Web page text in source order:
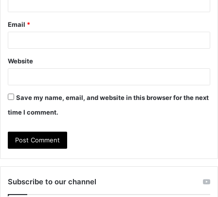
Email *
Website
Save my name, email, and website in this browser for the next
time I comment.
Subscribe to our channel